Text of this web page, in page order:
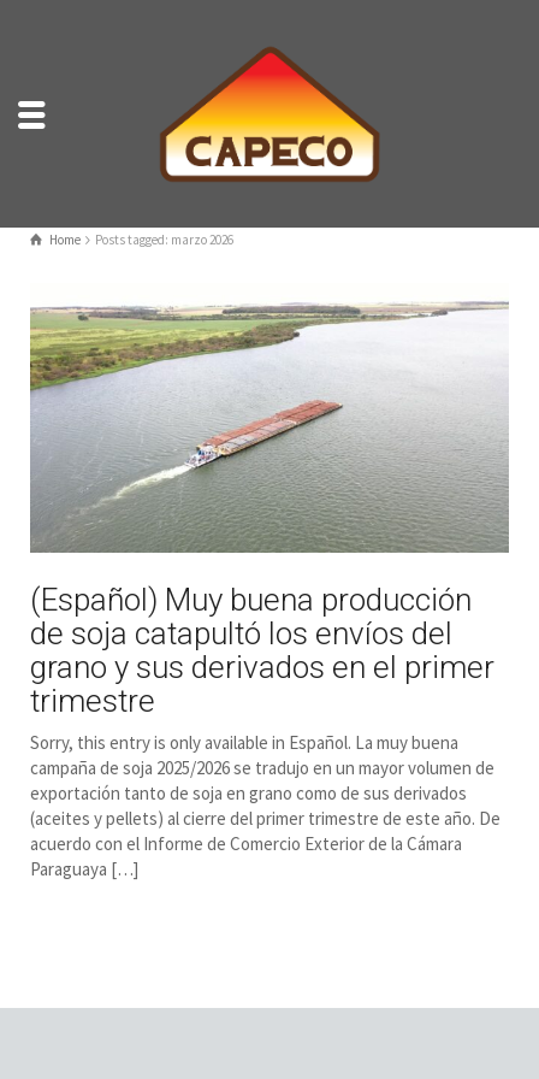
Home Posts tagged: marzo 2026
(Español) Muy buena producción
de soja catapultó los envíos del
grano y sus derivados en el primer
trimestre
Sorry, this entry is only available in Español. La muy buena
campaña de soja 2025/2026 se tradujo en un mayor volumen de
exportación tanto de soja en grano como de sus derivados
(aceites y pellets) al cierre del primer trimestre de este año. De
acuerdo con el Informe de Comercio Exterior de la Cámara
Paraguaya […]